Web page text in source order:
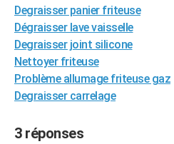
Destinations
City break
Voyage nature
Voyage de noces
Forum
Climat
PHOTO
GUIDES D'ACHAT
BONS PLANS
Carte de Noël
Carte Bonne année
Carte Saint-Valentin
Carte Pâques
Carte d'anniversaire
DICTIONNAIRE
Degraisser panier friteuse
Dégraisser lave vaisselle
Degraisser joint silicone
Nettoyer friteuse
Problème allumage friteuse gaz
Degraisser carrelage
3 réponses